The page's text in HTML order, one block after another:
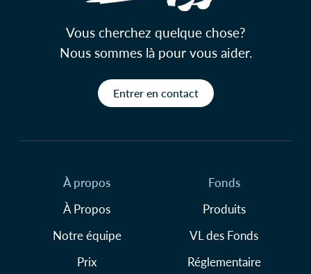
Vous cherchez quelque chose?
Nous sommes là pour vous aider.
Entrer en contact
À propos
À Propos
Notre équipe
Prix
Fonds
Produits
VL des Fonds
Réglementaire